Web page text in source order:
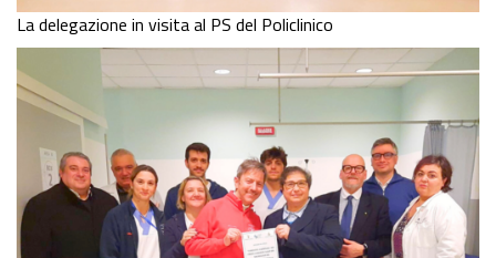
La delegazione in visita al PS del Policlinico